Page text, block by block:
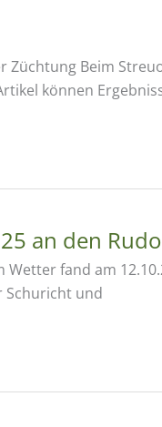
Züchtung Beim
können
an den
fand am
Schuricht und